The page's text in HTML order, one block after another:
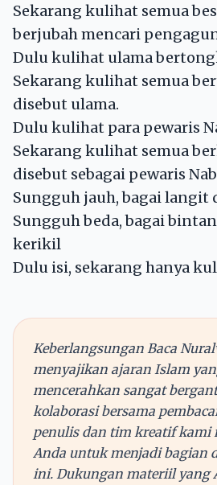
Sekarang kulihat semua
berjubah mencari
Dulu kulihat ulama
Sekarang kulihat semua
disebut ulama.
Dulu kulihat para pewaris
Sekarang kulihat semua
disebut sebagai pewaris
Sungguh jauh, bagai langit
Sungguh beda, bagai
kerikil
Dulu isi, sekarang hanya
Keberlangsungan Baca
menyajikan ajaran Islam
mencerahkan sangat
kolaborasi bersama
penulis dan tim kreatif kami
Anda untuk menjadi bagian
ini. Dukungan materiil yang